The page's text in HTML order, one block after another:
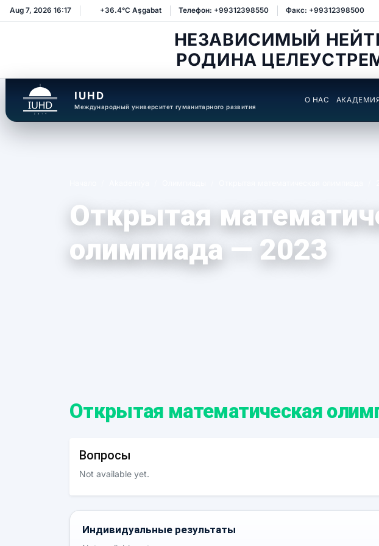
Aug 7, 2026 16:17 +36.4°C Aşgabat Телефон: +99312398550 Факс: +99312398500
НЕЗАВИСИМЫЙ
РОДИНА
IUHD
Международный университет гуманитарного развития
О НАС
Открытая
олимпиада — 2023
Открытая математическая
Вопросы
Not available yet.
Индивидуальные результаты